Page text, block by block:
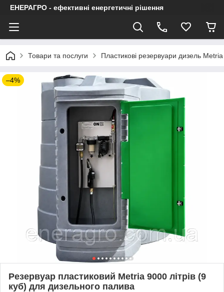
ЕНЕРАГРО - ефективні енергетичні рішення
Товари та послуги Пластикові резервуари дизель Metria
–4%
Резервуар пластиковий Metria 9000 літрів (9
куб) для дизельного палива